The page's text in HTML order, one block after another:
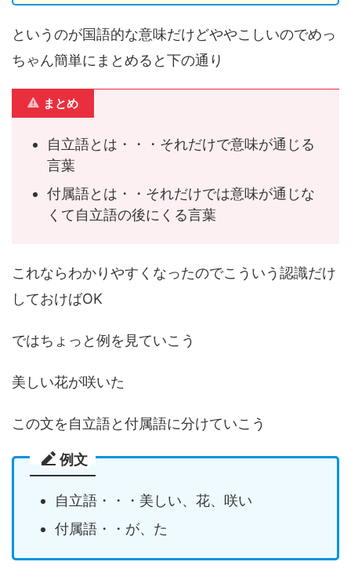
というのが国語的な意味だけどややこしいのでめっ
ちゃん簡単にまとめると下の通り
まとめ
自立語とは・・・それだけで意味が通じる
言葉
付属語とは・・それだけでは意味が通じな
くて自立語の後にくる言葉
これならわかりやすくなったのでこういう認識だけ
しておけばOK
ではちょっと例を見ていこう
美しい花が咲いた
この文を自立語と付属語に分けていこう
例文
自立語・・・美しい、花、咲い
付属語・・が、た